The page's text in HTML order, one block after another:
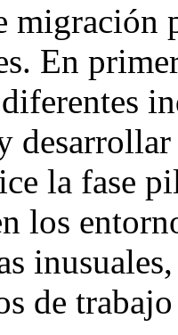
migración
En
la fase
los
de